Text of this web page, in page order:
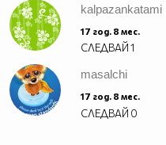
kalpazankatami
17 год. 8 мес.
СЛЕДВАЙ1
masalchi
17 год. 8 мес.
СЛЕДВАЙ 0